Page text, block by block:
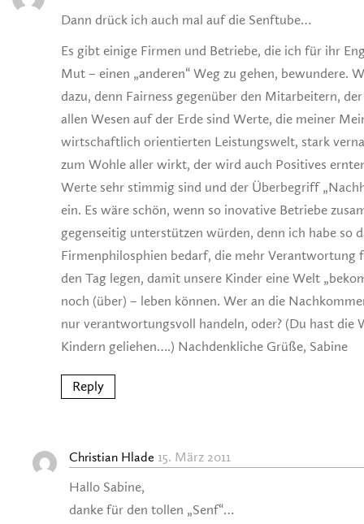
Dann drück ich auch mal auf die Senftube…
Es gibt einige Firmen und Betriebe, die ich für ihr
Mut – einen „anderen“ Weg zu gehen, bewundere.
dazu, denn Fairness gegenüber den Mitarbeitern,
allen Wesen auf der Erde sind Werte, die meiner
wirtschaftlich orientierten Leistungswelt, stark
zum Wohle aller wirkt, der wird auch Positives
Werte sehr stimmig sind und der Überbegriff
ein. Es wäre schön, wenn so inovative Betriebe
gegenseitig unterstützen würden, denn ich habe so
Firmenphilosphien bedarf, die mehr Verantwortung
den Tag legen, damit unsere Kinder eine Welt
noch (über) – leben können. Wer an die
nur verantwortungsvoll handeln, oder? (Du hast die
Kindern geliehen….) Nachdenkliche Grüße, Sabine
Reply
Christian Hlade 15. März 2011
Hallo Sabine,
danke für den tollen „Senf“…